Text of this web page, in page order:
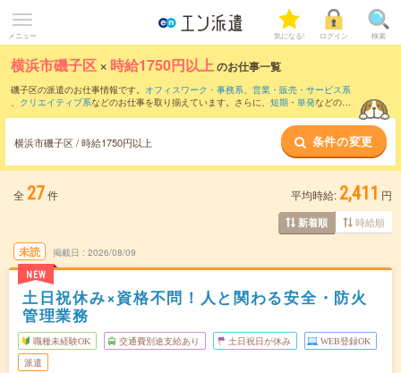
メニュー 気になる! ログイン 検索
横浜市磯子区 × 時給1750円以上のお仕事一覧
磯子区の派遣のお仕事情報です。 オフィスワーク・事務系、 営業・販売・サービス系
、 クリエイティブ系などのお仕事を取り揃えています。さらに、 短期 ・ 単発などの期
横浜市磯子区 / 時給1750円以上 条件の変更
全 27件 平均時給: 2,411 円
新着順 時給順
未読
NEW
掲載日 2026/08/09
土日祝休み×資格不問！人と関わる安全・防火
管理業務
職種未経験OK 交通費別途支給あり 土日祝日が休み WEB登録OK
派遣